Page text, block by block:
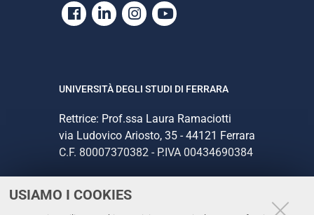
USIAMO I COOKIES
Facebook
LinkedinInstagram
Youtube
UNIVERSITÀ DEGLI STUDI DI FERRARA
Rettrice: Prof.ssa Laura Ramaciotti
via Ludovico Ariosto, 35 - 44121 Ferrara
C.F. 80007370382 - P.IVA 00434690384
CONTATTI